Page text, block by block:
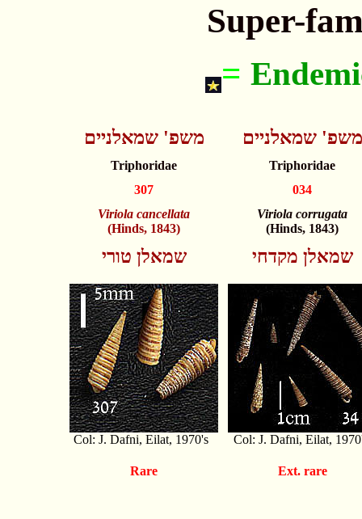
Super-
=
משפ' שמאלניים משפ' שמאלניים
Triphoridae
Triphoridae
307
034
Viriola cancellata
(Hinds, 1843)
Viriola corrugata
(Hinds, 1843)
שמאלן טורי שמאלן מקדחי
Col: J. Dafni, Eilat, 1970's Col: J. Dafni, Eilat,
Rare Ext. rare